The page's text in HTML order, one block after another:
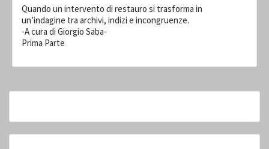
Quando un intervento di restauro si trasforma in
un’indagine tra archivi, indizi e incongruenze.
-A cura di Giorgio Saba-
Prima Parte